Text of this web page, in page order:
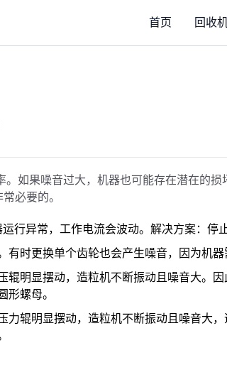
首页 回收
如果噪音过大，机器也可能存在潜在的
必要的。
行异常，工作电流会波动。解决方案：停
时更换单个齿轮也会产生噪音，因为机器
明显摆动，造粒机不断振动且噪音大。
螺母。
辊明显摆动，造粒机不断振动且噪音大